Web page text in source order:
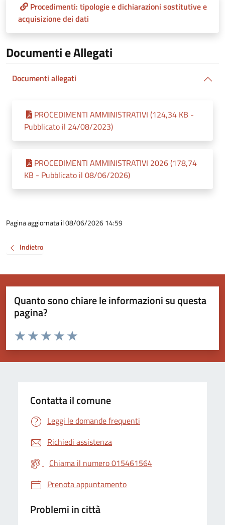
Procedimenti: tipologie e dichiarazioni sostitutive e
acquisizione dei dati
Documenti e Allegati
Documenti allegati
PROCEDIMENTI AMMINISTRATIVI (124,34 KB -
Pubblicato il 24/08/2023)
PROCEDIMENTI AMMINISTRATIVI 2026 (178,74
KB - Pubblicato il 08/06/2026)
Pagina aggiornata il 08/06/2026 14:59
Indietro
Quanto sono chiare le informazioni su questa
pagina?
Valuta da 1 a 5 stelle la pagina
Valuta 5 stelle su 5
Valuta 4 stelle su 5
Valuta 3 stelle su 5
Valuta 2 stelle su 5
Valuta 1 stelle su 5
Contatta il comune
Leggi le domande frequenti
Richiedi assistenza
Chiama il numero 015461564
Prenota appuntamento
Problemi in città